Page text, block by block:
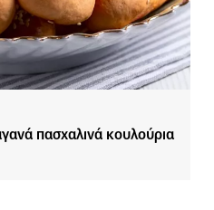
πασχαλινά κουλούρια